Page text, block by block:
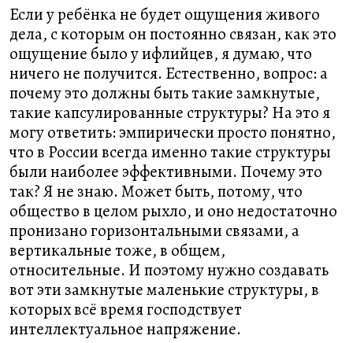
Если у ребёнка не будет ощущения живого
дела, с которым он постоянно связан, как это
ощущение было у ифлийцев, я думаю, что
ничего не получится. Естественно, вопрос: а
почему это должны быть такие замкнутые,
такие капсулированные структуры? На это я
могу ответить: эмпирически просто понятно,
что в России всегда именно такие структуры
были наиболее эффективными. Почему это
так? Я не знаю. Может быть, потому, что
общество в целом рыхло, и оно недостаточно
пронизано горизонтальными связами, а
вертикальные тоже, в общем,
относительные. И поэтому нужно создавать
вот эти замкнутые маленькие структуры, в
которых всё время господствует
интеллектуальное напряжение.